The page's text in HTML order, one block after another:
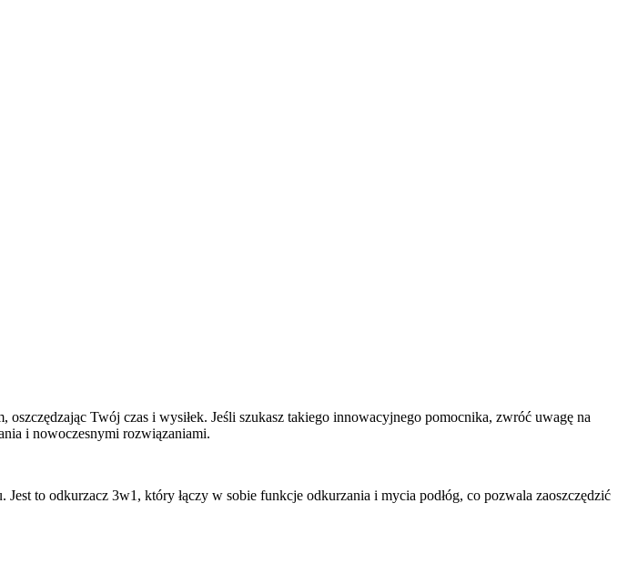
Twój czas i wysiłek. Jeśli szukasz takiego innowacyjnego pomocnika, zwróć uwagę na
i nowoczesnymi rozwiązaniami.
to odkurzacz 3w1, który łączy w sobie funkcje odkurzania i mycia podłóg, co pozwala zaoszczędzić